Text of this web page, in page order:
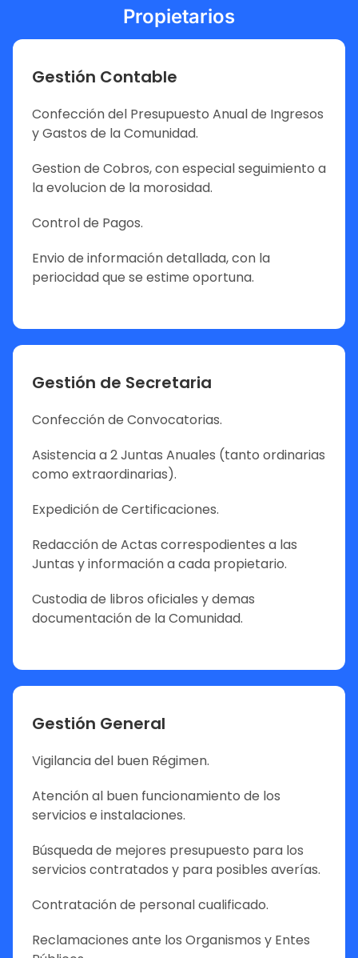
Propietarios
Gestión Contable
Confección del Presupuesto Anual de Ingresos
y Gastos de la Comunidad.
Gestion de Cobros, con especial seguimiento a
la evolucion de la morosidad.
Control de Pagos.
Envio de información detallada, con la
periocidad que se estime oportuna.
Gestión de Secretaria
Confección de Convocatorias.
Asistencia a 2 Juntas Anuales (tanto ordinarias
como extraordinarias).
Expedición de Certificaciones.
Redacción de Actas correspodientes a las
Juntas y información a cada propietario.
Custodia de libros oficiales y demas
documentación de la Comunidad.
Gestión General
Vigilancia del buen Régimen.
Atención al buen funcionamiento de los
servicios e instalaciones.
Búsqueda de mejores presupuesto para los
servicios contratados y para posibles averías.
Contratación de personal cualificado.
Reclamaciones ante los Organismos y Entes